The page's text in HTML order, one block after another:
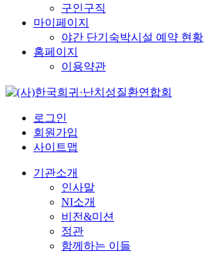
구인구직
마이페이지
야간 단기숙박시설 예약 현황
홈페이지
이용약관
로그인
회원가입
사이트맵
기관소개
인사말
NI소개
비전&미션
정관
함께하는 이들